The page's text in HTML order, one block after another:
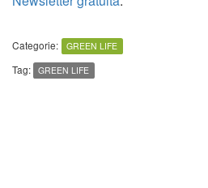
Categorie: GREEN LIFE
Tag: GREEN LIFE